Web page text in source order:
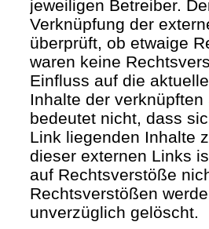
jeweiligen Betreiber.
Verknüpfung der
überprüft, ob etwaige
waren keine
Einfluss auf die
Inhalte der
bedeutet nicht, dass
Link liegenden Inhalte
dieser externen Links
auf Rechtsverstöße
Rechtsverstößen
unverzüglich gelöscht.